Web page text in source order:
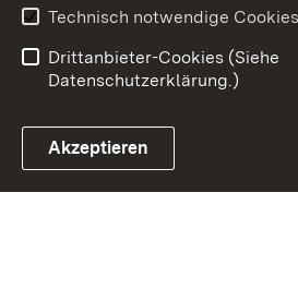
Benutzungshinweise
Technisch notwendige Cookies
Drittanbieter-Cookies (Siehe
Datenschutzerklärung.)
Akzeptieren